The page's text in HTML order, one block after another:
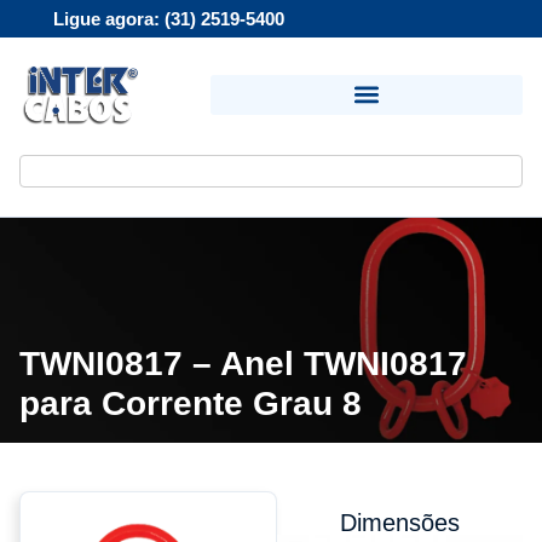
Ligue agora: (31) 2519-5400
TWNI0817 – Anel TWNI0817
para Corrente Grau 8
Dimensões